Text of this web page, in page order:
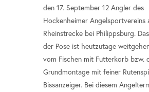
den 17. September 12 Angler des
Hockenheimer Angelsportvereins
Rheinstrecke bei Philippsburg.
der Pose ist heutzutage
vom Fischen mit Futterkorb bzw.
Grundmontage mit feiner
Bissanzeiger. Bei diesem